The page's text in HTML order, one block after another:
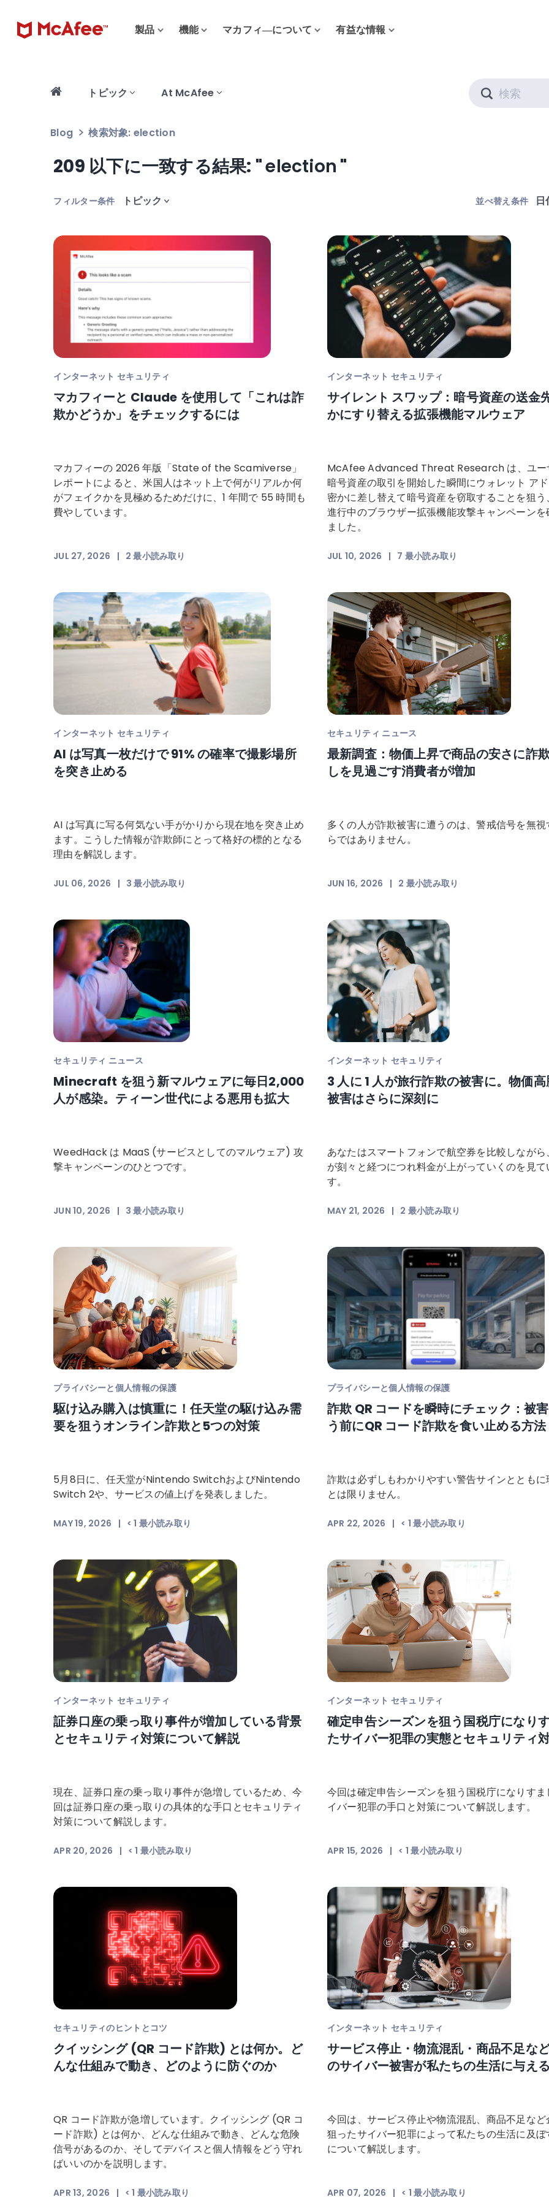
製品 機能 マカフィ―について 有益な情報
トピック At McAfee
Search
Blog 検索対象: election
209 以下に一致する結果: "election "
Search
フィルター条件 並べ替え条件
インターネット セキュリティ
マカフィーと Claude を使用して「これは詐
欺かどうか」をチェックするには
マカフィーの 2026 年版「State of the Scamiverse」
レポートによると、米国人はネット上で何がリアルか何
がフェイクかを見極めるためだけに、1 年間で 55 時間も
費やしています。
JUL 27, 2026 | 2 最小読み取り
インターネット セキュリティ
サイレント スワップ：暗号資産の送金
かにすり替える拡張機能マルウェア
McAfee Advanced Threat Research は、ユー
暗号資産の取引を開始した瞬間にウォレット ア
密かに差し替えて暗号資産を窃取することを狙う
進行中のブラウザー拡張機能攻撃キャンペーンを
ました。
JUL 10, 2026 | 7 最小読み取り
インターネット セキュリティ
AI は写真一枚だけで 91% の確率で撮影場所
を突き止める
AI は写真に写る何気ない手がかりから現在地を突き止め
ます。こうした情報が詐欺師にとって格好の標的となる
理由を解説します。
JUL 06, 2026 | 3 最小読み取り
セキュリティ ニュース
最新調査：物価上昇で商品の安さに詐
しを見過ごす消費者が増加
多くの人が詐欺被害に遭うのは、警戒信号を無
らではありません。
JUN 16, 2026 | 2 最小読み取り
セキュリティ ニュース
Minecraft を狙う新マルウェアに毎日2,000
人が感染。ティーン世代による悪用も拡大
WeedHack は MaaS (サービスとしてのマルウェア) 攻
撃キャンペーンのひとつです。
JUN 10, 2026 | 3 最小読み取り
インターネット セキュリティ
3 人に 1 人が旅行詐欺の被害に。物価
被害はさらに深刻に
あなたはスマートフォンで航空券を比較しながら
が刻々と経つにつれ料金が上がっていくのを見て
す。
MAY 21, 2026 | 2 最小読み取り
プライバシーと個人情報の保護
駆け込み購入は慎重に！任天堂の駆け込み需
要を狙うオンライン詐欺と5つの対策
5月8日に、任天堂がNintendo SwitchおよびNintendo
Switch 2や、サービスの値上げを発表しました。
MAY 19, 2026 | < 1 最小読み取り
プライバシーと個人情報の保護
詐欺 QR コードを瞬時にチェック：被
う前にQR コード詐欺を食い止める方法
詐欺は必ずしもわかりやすい警告サインとともに
とは限りません。
APR 22, 2026 | < 1 最小読み取り
インターネット セキュリティ
証券口座の乗っ取り事件が増加している背景
とセキュリティ対策について解説
現在、証券口座の乗っ取り事件が急増しているため、今
回は証券口座の乗っ取りの具体的な手口とセキュリティ
対策について解説します。
APR 20, 2026 | < 1 最小読み取り
インターネット セキュリティ
確定申告シーズンを狙う国税庁になり
たサイバー犯罪の実態とセキュリティ
今回は確定申告シーズンを狙う国税庁になりすま
イバー犯罪の手口と対策について解説します。
APR 15, 2026 | < 1 最小読み取り
セキュリティのヒントとコツ
クイッシング (QR コード詐欺) とは何か。ど
んな仕組みで動き、どのように防ぐのか
QR コード詐欺が急増しています。クイッシング (QR コ
ード詐欺) とは何か、どんな仕組みで動き、どんな危険
信号があるのか、そしてデバイスと個人情報をどう守れ
ばいいのかを説明します。
APR 13, 2026 | < 1 最小読み取り
インターネット セキュリティ
サービス停止・物流混乱・商品不足な
のサイバー被害が私たちの生活に与え
今回は、サービス停止や物流混乱、商品不足など
狙ったサイバー犯罪によって私たちの生活に及ぼ
について解説します。
APR 07, 2026 | < 1 最小読み取り